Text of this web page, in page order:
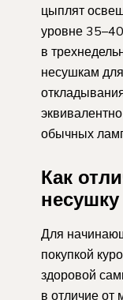
цыплят
уровне
в
несушкам
обычных
Как
Для
покупкой
здоровой
в отличие от